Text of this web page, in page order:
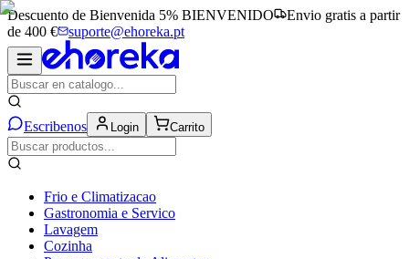
Descuento de Bienvenida 5% BIENVENIDO
Envio gratis a partir
de 400 €
suporte@ehoreka.pt
Escribenos Login Carrito
Frio e Climatizacao
Gastronomia e Servico
Lavagem
Cozinha